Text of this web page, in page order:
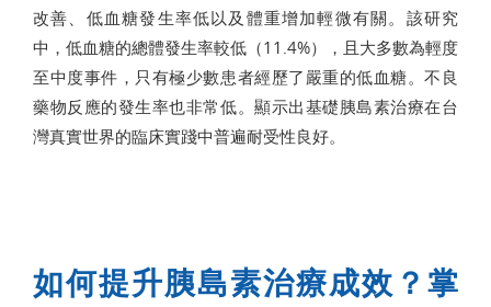
改善、低血糖發生率低以及體重增加輕微有關。該研究
中，低血糖的總體發生率較低（11.4%），且大多數為輕度
至中度事件，只有極少數患者經歷了嚴重的低血糖。不良
藥物反應的發生率也非常低。顯示出基礎胰島素治療在台
灣真實世界的臨床實踐中普遍耐受性良好。
如何提升胰島素治療成效？掌